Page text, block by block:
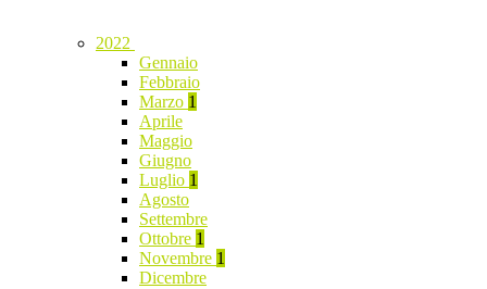
2022
Gennaio
Febbraio
Marzo 1
Aprile
Maggio
Giugno
Luglio 1
Agosto
Settembre
Ottobre 1
Novembre 1
Dicembre